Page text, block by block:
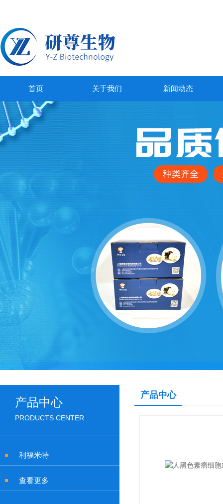
首页 关于我们 新闻动态
产品中心
PRODUCTS CENTER
利福米特
查看更多
产品中心